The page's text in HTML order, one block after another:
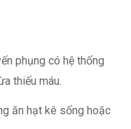
phụng có hệ thống
thiếu máu.
ăn hạt kê sống hoặc